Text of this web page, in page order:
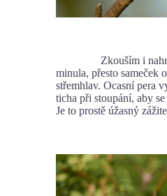
Zkouším i
minula, přesto sameček
střemhlav. Ocasní pera
ticha při stoupání, aby
Je to prostě úžasný